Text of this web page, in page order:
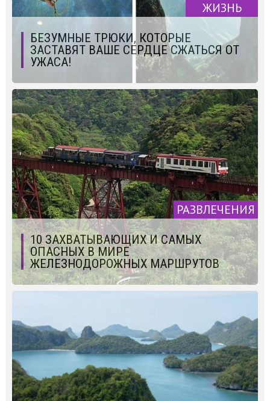
ЖИЗНЬ
БЕЗУМНЫЕ ТРЮКИ, КОТОРЫЕ
ЗАСТАВЯТ ВАШЕ СЕРДЦЕ СЖАТЬСЯ ОТ
УЖАСА!
РАЗВЛЕЧЕНИЯ
10 ЗАХВАТЫВАЮЩИХ И САМЫХ
ОПАСНЫХ В МИРЕ
ЖЕЛЕЗНОДОРОЖНЫХ МАРШРУТОВ